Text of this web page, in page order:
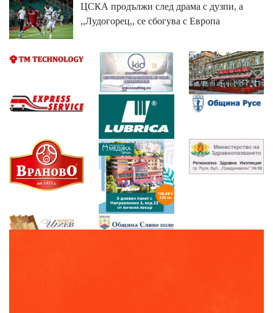
ЦСКА продължи след драма с дузпи, а
,,Лудогорец,, се сбогува с Европа